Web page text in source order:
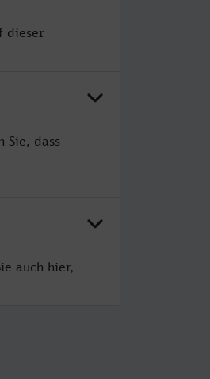
dieser
Sie, dass
auch hier,